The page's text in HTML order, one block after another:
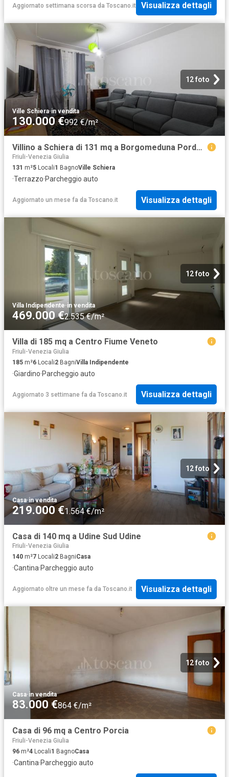
Aggiornato settimana scorsa da Toscano.it Visualizza dettagli
12 foto
Ville Schiera·in vendita
130.000 €992 €/m²
Villino a Schiera di 131 mq a Borgomeduna Pordenone
Friuli-Venezia Giulia
131 m²5 Locali1 BagnoVille Schiera
·Terrazzo·Parcheggio auto
Aggiornato un mese fa da Toscano.it Visualizza dettagli
12 foto
Villa Indipendente·in vendita
469.000 €2.535 €/m²
Villa di 185 mq a Centro Fiume Veneto
Friuli-Venezia Giulia
185 m²6 Locali2 BagniVilla Indipendente
·Giardino·Parcheggio auto
Aggiornato 3 settimane fa da Toscano.it Visualizza dettagli
12 foto
Casa·in vendita
219.000 €1.564 €/m²
Casa di 140 mq a Udine Sud Udine
Friuli-Venezia Giulia
140 m²7 Locali2 BagniCasa
·Cantina·Parcheggio auto
Aggiornato oltre un mese fa da Toscano.it Visualizza dettagli
12 foto
Casa·in vendita
83.000 €864 €/m²
Casa di 96 mq a Centro Porcia
Friuli-Venezia Giulia
96 m²4 Locali1 BagnoCasa
·Cantina·Parcheggio auto